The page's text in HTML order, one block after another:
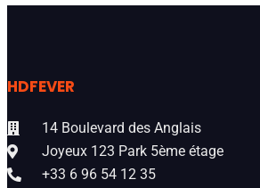
HDFEVER
14 Boulevard des Anglais
Joyeux 123 Park 5ème étage
+33 6 96 54 12 35